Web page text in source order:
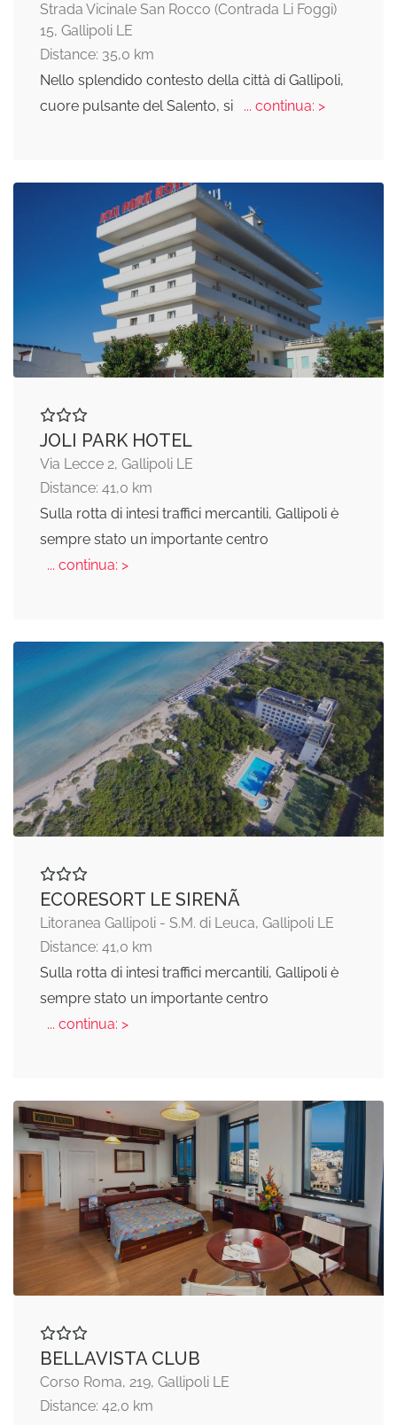
Strada Vicinale San Rocco (Contrada Li Foggi)
15, Gallipoli LE
Distance: 35,0 km
Nello splendido contesto della città di Gallipoli,
cuore pulsante del Salento, si
... continua: >
JOLI PARK HOTEL
Via Lecce 2, Gallipoli LE
Distance: 41,0 km
Sulla rotta di intesi traffici mercantili, Gallipoli è
sempre stato un importante centro
... continua: >
ECORESORT LE SIRENÃ
Litoranea Gallipoli - S.M. di Leuca, Gallipoli LE
Distance: 41,0 km
Sulla rotta di intesi traffici mercantili, Gallipoli è
sempre stato un importante centro
... continua: >
BELLAVISTA CLUB
Corso Roma, 219, Gallipoli LE
Distance: 42,0 km